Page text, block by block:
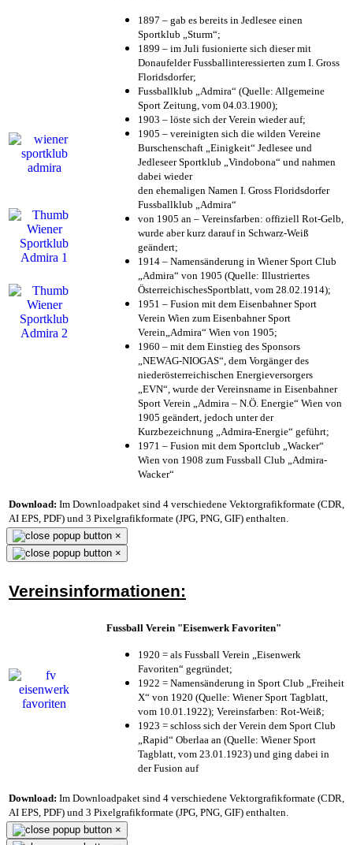
1897 – gab es bereits in Jedlesee einen
Sportklub „Sturm“;
1899 – im Juli fusionierte sich dieser mit
Donaufelder Fussballinteressierten zum I. Gross
Floridsdorfer;
Fussballklub „Admira“ (Quelle: Allgemeine
Sport Zeitung, vom 04.03.1900);
1903 – löste sich der Verein wieder auf;
1905 – vereinigten sich die wilden Vereine
Burschenschaft „Einigkeit“ Jedlesee und
Jedleseer Sportklub „Vindobona“ und nahmen
dabei wieder
den ehemaligen Namen I. Gross Floridsdorfer
Fussballklub „Admira“
von 1905 an – Vereinsfarben: offiziell Rot-Gelb,
wurde aber kurz darauf in Schwarz-Weiß
geändert;
1914 – Namensänderung in Wiener Sport Club
„Admira“ von 1905 (Quelle: Illustriertes
ÖsterreichischesSportblatt, vom 28.02.1914);
1951 – Fusion mit dem Eisenbahner Sport
Verein Wien zum Eisenbahner Sport
Verein„Admira“ Wien von 1905;
1960 – mit dem Einstieg des Sponsors
„NEWAG-NIOGAS“, dem Vorgänger des
niederösterreichischen Energieversorgers
„EVN“, wurde der Vereinsname in Eisenbahner
Sport Verein „Admira – N.Ö. Energie“ Wien von
1905 geändert, jedoch unter der
Kurzbezeichnung „Admira-Energie“ geführt;
1971 – Fusion mit dem Sportclub „Wacker“
Wien von 1908 zum Fussball Club „Admira-
Wacker“
Download: Im Downloadpaket sind 4 verschiedene Vektorgrafikformate (CDR,
AI EPS, PDF) und 3 Pixelgrafikformate (JPG, PNG, GIF) enthalten.
×
×
Vereinsinformationen:
Fussball Verein "Eisenwerk Favoriten"
1920 = als Fussball Verein „Eisenwerk
Favoriten“ gegründet;
1922 = Namensänderung in Sport Club „Freiheit
X“ von 1920 (Quelle: Wiener Sport Tagblatt,
vom 10.01.1922); Vereinsfarben: Rot-Weiß;
1923 = schloss sich der Verein dem Sport Club
„Rapid“ Oberlaa an (Quelle: Wiener Sport
Tagblatt, vom 23.01.1923) und ging dabei in
der Fusion auf
Download: Im Downloadpaket sind 4 verschiedene Vektorgrafikformate (CDR,
AI EPS, PDF) und 3 Pixelgrafikformate (JPG, PNG, GIF) enthalten.
×